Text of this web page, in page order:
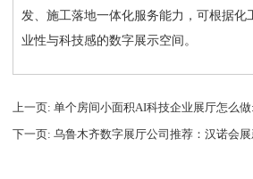
发、施工落地一体化服务能力，可根据化
业性与科技感的数字展示空间。
上一页 : 单个房间小面积AI科技企业展厅怎么做:
下一页 : 乌鲁木齐数字展厅公司推荐：汉诺会展新